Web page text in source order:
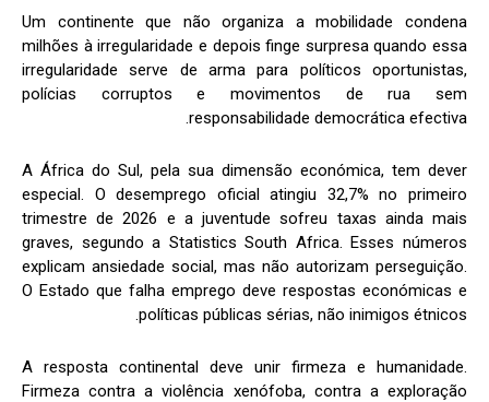
Um continente que não organiza a mobilidade condena
milhões à irregularidade e depois finge surpresa quando essa
irregularidade serve de arma para políticos oportunistas,
polícias corruptos e movimentos de rua sem
responsabilidade democrática efectiva.
A África do Sul, pela sua dimensão económica, tem dever
especial. O desemprego oficial atingiu 32,7% no primeiro
trimestre de 2026 e a juventude sofreu taxas ainda mais
graves, segundo a Statistics South Africa. Esses números
explicam ansiedade social, mas não autorizam perseguição.
O Estado que falha emprego deve respostas económicas e
políticas públicas sérias, não inimigos étnicos.
A resposta continental deve unir firmeza e humanidade.
Firmeza contra a violência xenófoba, contra a exploração